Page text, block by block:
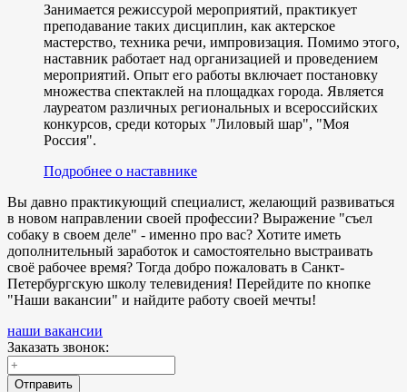
Занимается режиссурой мероприятий, практикует
преподавание таких дисциплин, как актерское
мастерство, техника речи, импровизация. Помимо этого,
наставник работает над организацией и проведением
мероприятий. Опыт его работы включает постановку
множества спектаклей на площадках города. Является
лауреатом различных региональных и всероссийских
конкурсов, среди которых "Лиловый шар", "Моя
Россия".
Подробнее о наставнике
Вы давно практикующий специалист, желающий развиваться
в новом направлении своей профессии? Выражение "съел
собаку в своем деле" - именно про вас? Хотите иметь
дополнительный заработок и самостоятельно выстраивать
своё рабочее время? Тогда добро пожаловать в Санкт-
Петербургскую школу телевидения! Перейдите по кнопке
"Наши вакансии" и найдите работу своей мечты!
наши вакансии
Заказать звонок:
Отправить